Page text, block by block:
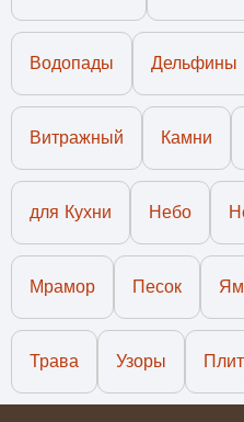
Водопады Дельфины
Витражный Камни
для Кухни Небо
Мрамор Песок
Трава Узоры